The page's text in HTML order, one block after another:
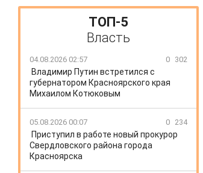
ТОП-5
Власть
04.08.2026 02:57 0 302
Владимир Путин встретился с
губернатором Красноярского края
Михаилом Котюковым
05.08.2026 00:07 0 234
Приступил в работе новый прокурор
Свердловского района города
Красноярска